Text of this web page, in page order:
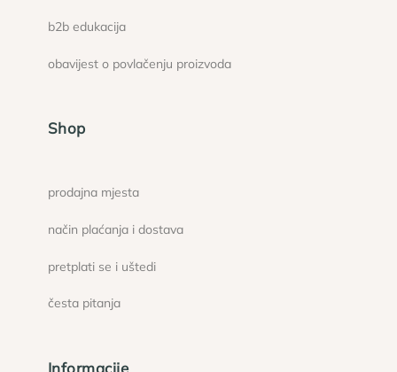
b2b edukacija
obavijest o povlačenju proizvoda
Shop
prodajna mjesta
način plaćanja i dostava
pretplati se i uštedi
česta pitanja
Informacije